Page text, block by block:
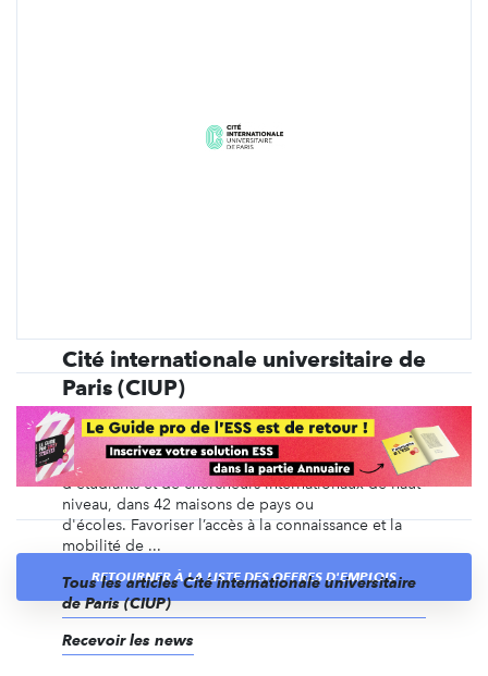
Cité internationale universitaire de
Paris (CIUP)
Créé en 1925, la Cité internationale universitaire de
Paris est une Fondation privée reconnue d'utilité
publique, entièrement dédiée à l'accueil
d'étudiants et de chercheurs internationaux de haut
niveau, dans 42 maisons de pays ou
d'écoles. Favoriser l’accès à la connaissance et la
mobilité de ...
Tous les articles Cité internationale universitaire
de Paris (CIUP)
Recevoir les news
RETOURNER À LA LISTE DES OFFRES D'EMPLOIS